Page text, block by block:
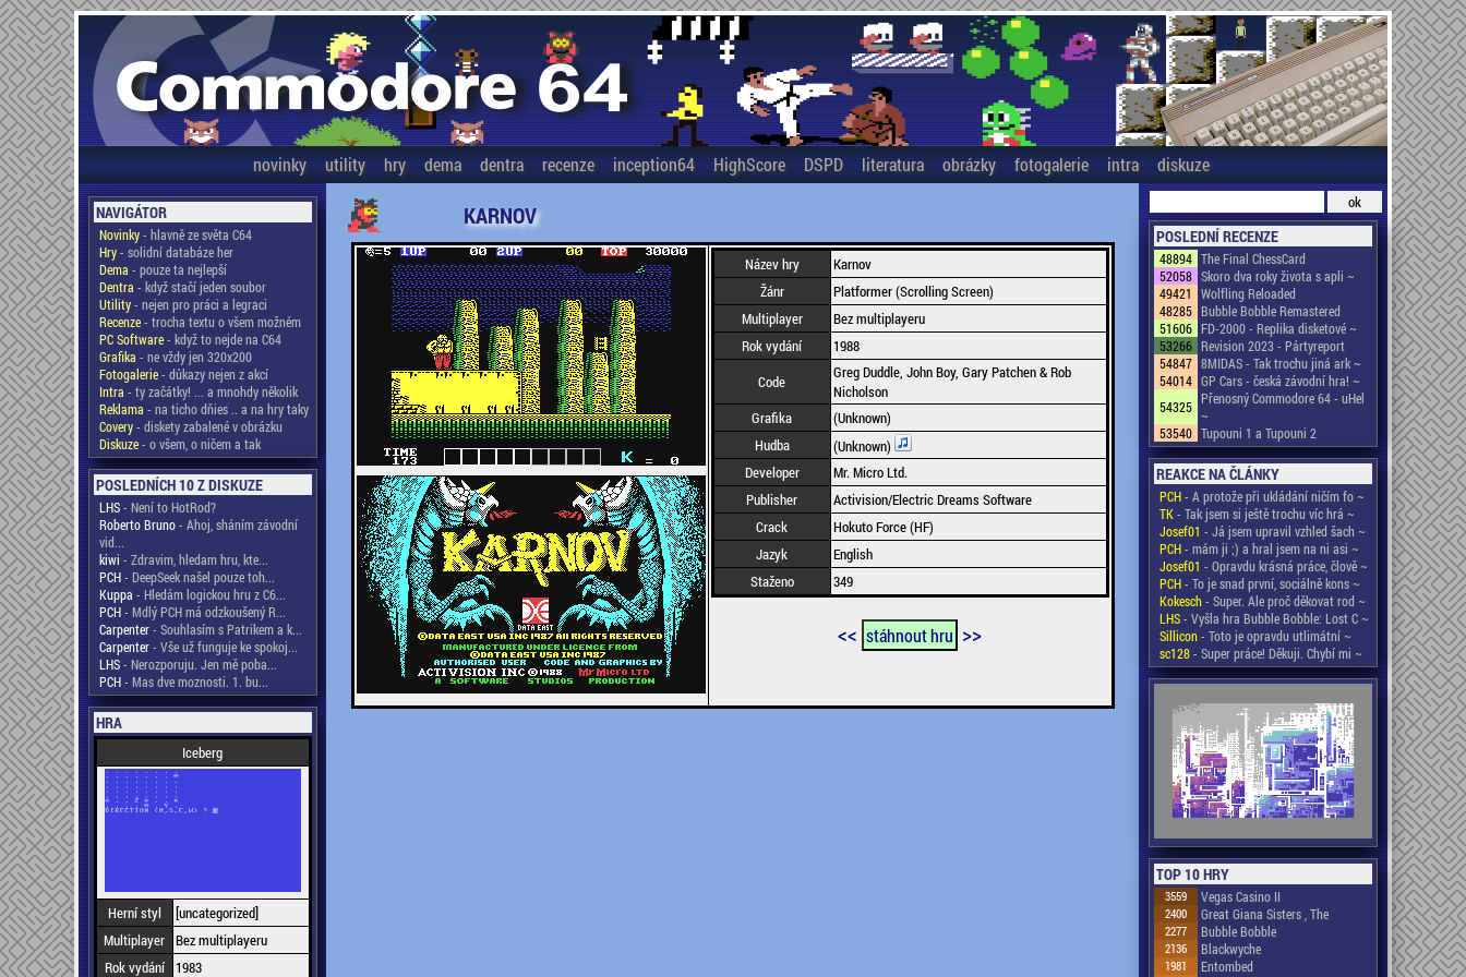
novinky utility hry dema dentra recenze inception64 HighScore DSPD literatura obrázky fotogalerie intra diskuze
NAVIGÁTOR
Novinky- hlavně ze světa C64
Hry- solidní databáze her
Dema - pouze ta nejlepší
Dentra - když stačí jeden soubor
Utility- nejen pro práci a legraci
Recenze- trocha textu o všem možném
PC Software- když to nejde na C64
Grafika - ne vždy jen 320x200
Fotogalerie- důkazy nejen z akcí
Intra - ty začátky! ... a mnohdy několik
Reklama - na ticho dňies .. a na hry taky
Covery- diskety zabalené v obrázku
Diskuze- o všem, o ničem a tak
POSLEDNÍCH 10 Z DISKUZE
LHS- Není to HotRod?
Roberto Bruno- Ahoj, sháním závodní
vid...
kiwi - Zdravim, hledam hru, kte...
PCH- DeepSeek našel pouze toh...
Kuppa - Hledám logickou hru z C6...
PCH- Mdlý PCH má odzkoušený R...
Carpenter- Souhlasím s Patrikem a k...
Carpenter- Vše už funguje ke spokoj...
LHS- Nerozporuju. Jen mě poba...
PCH- Mas dve moznosti. 1. bu...
HRA
Iceberg
Herní styl
[uncategorized]
Multiplayer Bez multiplayeru
Rok vydání
1983
KARNOV
Název hry
Karnov
Žánr
Platformer (Scrolling Screen)
Multiplayer
Bez multiplayeru
Rok vydání
1988
Code
Greg Duddle, John Boy, Gary Patchen & Rob
Nicholson
Grafika
(Unknown)
Hudba
(Unknown)
Developer
Mr. Micro Ltd.
Publisher
Activision/Electric Dreams Software
Crack
Hokuto Force (HF)
Jazyk
English
Staženo
349
<< stáhnout hru >>
POSLEDNÍ RECENZE
48894 The Final ChessCard
52058 Skoro dva roky života s apli ~
49421
Wolfling Reloaded
48285 Bubble Bobble Remastered
51606 FD-2000 - Replika disketové ~
53266 Revision 2023 - Pártyreport
54847 8MIDAS - Tak trochu jiná ark ~
54014 GP Cars - česká závodní hra! ~
54325 Přenosný Commodore 64 - uHel
~
53540 Tupouni 1 a Tupouni 2
REAKCE NA ČLÁNKY
PCH- A protože při ukládání ničím fo ~
TK- Tak jsem si ještě trochu víc hrá ~
Josef01 - Já jsem upravil vzhled šach ~
PCH- mám ji ;) a hral jsem na ni asi ~
Josef01 - Opravdu krásná práce, člově ~
PCH- To je snad první, sociálně kons ~
Kokesch- Super. Ale proč děkovat rod ~
LHS- Vyšla hra Bubble Bobble: Lost C ~
Sillicon- Toto je opravdu utlimátní ~
sc128- Super práce! Děkuji. Chybí mi ~
TOP 10 HRY
3559 Vegas Casino II
2400 Great Giana Sisters , The
2277 Bubble Bobble
2136 Blackwyche
1981 Entombed